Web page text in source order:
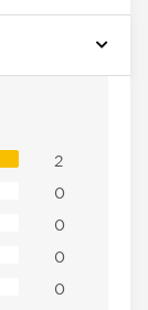
2
0
0
0
0